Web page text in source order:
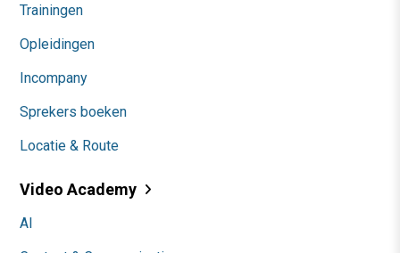
Trainingen
Opleidingen
Incompany
Sprekers boeken
Locatie & Route
Video Academy
AI